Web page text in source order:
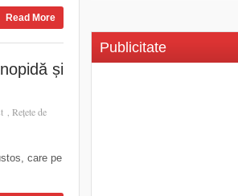
Read More
și
, Rețete de
care pe
Publicitate